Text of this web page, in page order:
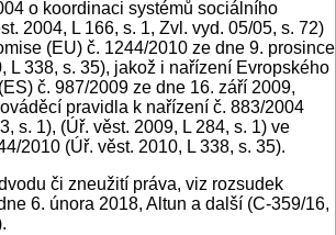
o koordinaci systémů sociálního
2004, L 166, s. 1, Zvl. vyd. 05/05, s. 72)
(EU) č. 1244/2010 ze dne 9. prosince
L 338, s. 35), jakož i nařízení Evropského
č. 987/2009 ze dne 16. září 2009,
pravidla k nařízení č. 883/2004
s. 1), (Úř. věst. 2009, L 284, s. 1) ve
2010 (Úř. věst. 2010, L 338, s. 35).
či zneužití práva, viz rozsudek
6. února 2018, Altun a další (C-359/16,